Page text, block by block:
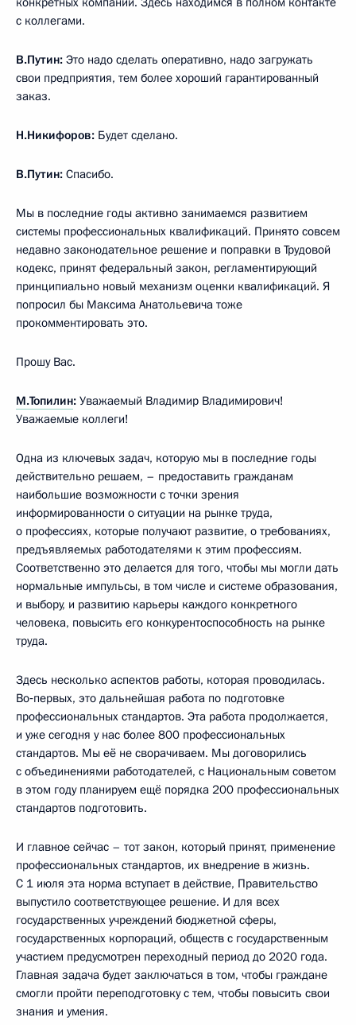
с коллегами.
В.Путин: Это надо сделать оперативно, надо загружать
свои предприятия, тем более хороший гарантированный
заказ.
Н.Никифоров: Будет сделано.
В.Путин: Спасибо.
Мы в последние годы активно занимаемся развитием
системы профессиональных квалификаций. Принято совсем
недавно законодательное решение и поправки в Трудовой
кодекс, принят федеральный закон, регламентирующий
принципиально новый механизм оценки квалификаций. Я
попросил бы Максима Анатольевича тоже
прокомментировать это.
Прошу Вас.
М.Топилин: Уважаемый Владимир Владимирович!
Уважаемые коллеги!
Одна из ключевых задач, которую мы в последние годы
действительно решаем, – предоставить гражданам
наибольшие возможности с точки зрения
информированности о ситуации на рынке труда,
о профессиях, которые получают развитие, о требованиях,
предъявляемых работодателями к этим профессиям.
Соответственно это делается для того, чтобы мы могли дать
нормальные импульсы, в том числе и системе образования,
и выбору, и развитию карьеры каждого конкретного
человека, повысить его конкурентоспособность на рынке
труда.
Здесь несколько аспектов работы, которая проводилась.
Во‑первых, это дальнейшая работа по подготовке
профессиональных стандартов. Эта работа продолжается,
и уже сегодня у нас более 800 профессиональных
стандартов. Мы её не сворачиваем. Мы договорились
с объединениями работодателей, с Национальным советом
в этом году планируем ещё порядка 200 профессиональных
стандартов подготовить.
И главное сейчас – тот закон, который принят, применение
профессиональных стандартов, их внедрение в жизнь.
С 1 июля эта норма вступает в действие, Правительство
выпустило соответствующее решение. И для всех
государственных учреждений бюджетной сферы,
государственных корпораций, обществ с государственным
участием предусмотрен переходный период до 2020 года.
Главная задача будет заключаться в том, чтобы граждане
смогли пройти переподготовку с тем, чтобы повысить свои
знания и умения.